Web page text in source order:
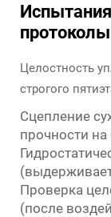
Целостность
строгого
Сцепление
прочности
Проверка
(после